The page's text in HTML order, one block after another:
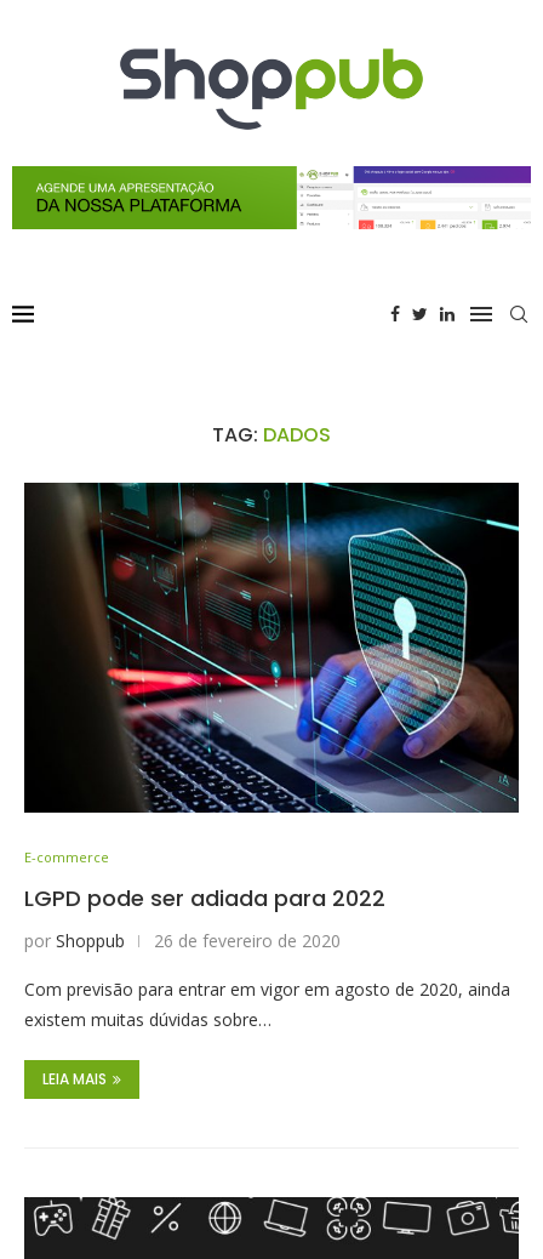
TAG: DADOS
E-commerce
LGPD pode ser adiada para 2022
por Shoppub 26 de fevereiro de 2020
Com previsão para entrar em vigor em agosto de 2020, ainda
existem muitas dúvidas sobre…
LEIA MAIS